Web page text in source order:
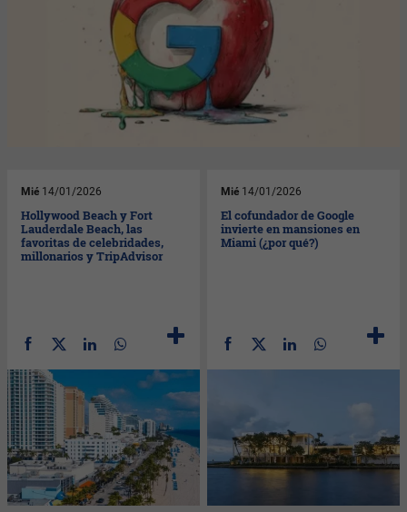
Mié 14/01/2026
Hollywood Beach y Fort
Lauderdale Beach, las
favoritas de celebridades,
millonarios y TripAdvisor
Mié 14/01/2026
El cofundador de Google
invierte en mansiones en
Miami (¿por qué?)